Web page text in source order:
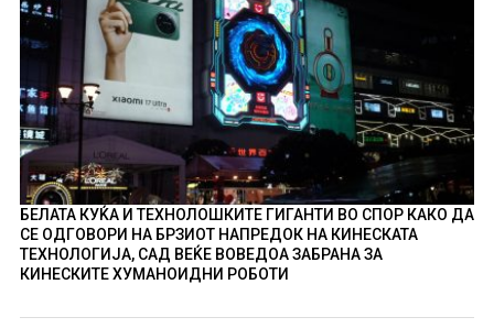
БЕЛАТА КУЌА И ТЕХНОЛОШКИТЕ ГИГАНТИ ВО СПОР КАКО ДА
СЕ ОДГОВОРИ НА БРЗИОТ НАПРЕДОК НА КИНЕСКАТА
ТЕХНОЛОГИЈА, САД ВЕЌЕ ВОВЕДОА ЗАБРАНА ЗА
КИНЕСКИТЕ ХУМАНОИДНИ РОБОТИ